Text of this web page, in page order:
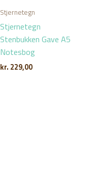
Stjernetegn
Stjernetegn
Stenbukken Gave A5
Notesbog
kr. 229,00